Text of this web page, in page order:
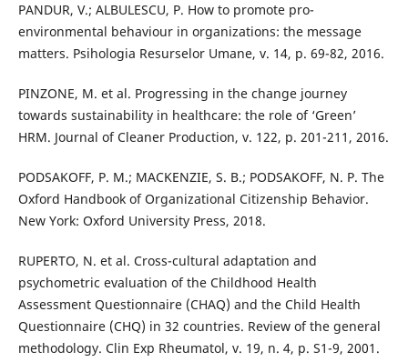
PANDUR, V.; ALBULESCU, P. How to promote pro-
environmental behaviour in organizations: the message
matters. Psihologia Resurselor Umane, v. 14, p. 69-82, 2016.
PINZONE, M. et al. Progressing in the change journey
towards sustainability in healthcare: the role of ‘Green’
HRM. Journal of Cleaner Production, v. 122, p. 201-211, 2016.
PODSAKOFF, P. M.; MACKENZIE, S. B.; PODSAKOFF, N. P. The
Oxford Handbook of Organizational Citizenship Behavior.
New York: Oxford University Press, 2018.
RUPERTO, N. et al. Cross-cultural adaptation and
psychometric evaluation of the Childhood Health
Assessment Questionnaire (CHAQ) and the Child Health
Questionnaire (CHQ) in 32 countries. Review of the general
methodology. Clin Exp Rheumatol, v. 19, n. 4, p. S1-9, 2001.